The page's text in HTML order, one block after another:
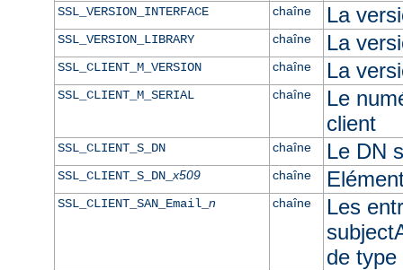
SSL_VERSION_INTERFACE chaîne La
SSL_VERSION_LIBRARY chaîne La
SSL_CLIENT_M_VERSION chaîne La
SSL_CLIENT_M_SERIAL chaîne
Le
client
SSL_CLIENT_S_DN chaîne Le DN
SSL_CLIENT_S_DN_x509 chaîne
SSL_CLIENT_SAN_Email_ n chaîne
Les
de type